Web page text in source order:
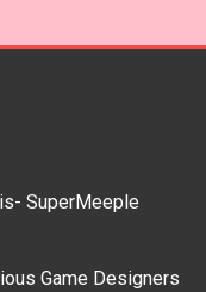
SuperMeeple
Game Designers